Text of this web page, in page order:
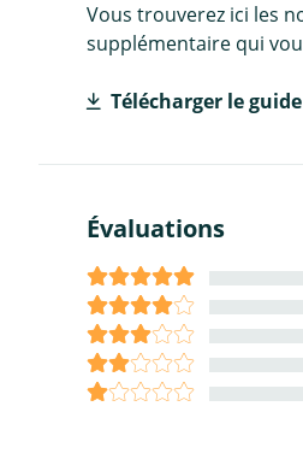
Vous trouverez ici les
supplémentaire qui
Télécharger le
Évaluations